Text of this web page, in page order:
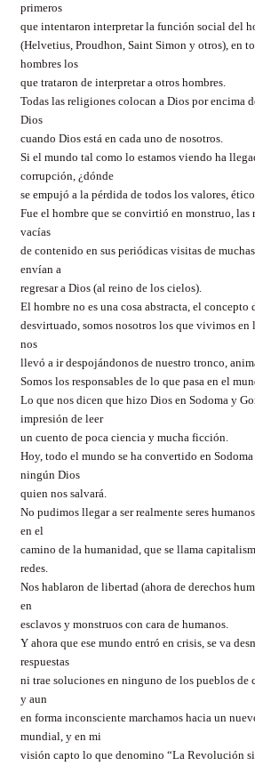
primeros
que intentaron interpretar la función social del
(Helvetius, Proudhon, Saint Simon y otros), en
hombres los
que trataron de interpretar a otros hombres.
Todas las religiones colocan a Dios por encima
Dios
cuando Dios está en cada uno de nosotros.
Si el mundo tal como lo estamos viendo ha
corrupción, ¿dónde
se empujó a la pérdida de todos los valores,
Fue el hombre que se convirtió en monstruo, las
vacías
de contenido en sus periódicas visitas de
envían a
regresar a Dios (al reino de los cielos).
El hombre no es una cosa abstracta, el concepto
desvirtuado, somos nosotros los que vivimos en
nos
llevó a ir despojándonos de nuestro tronco,
Somos los responsables de lo que pasa en el
Lo que nos dicen que hizo Dios en Sodoma y
impresión de leer
un cuento de poca ciencia y mucha ficción.
Hoy, todo el mundo se ha convertido en
ningún Dios
quien nos salvará.
No pudimos llegar a ser realmente seres
en el
camino de la humanidad, que se llama
redes.
Nos hablaron de libertad (ahora de derechos
en
esclavos y monstruos con cara de humanos.
Y ahora que ese mundo entró en crisis, se va
respuestas
ni trae soluciones en ninguno de los pueblos de
y aun
en forma inconsciente marchamos hacia un
mundial, y en mi
visión capto lo que denomino “La Revolución